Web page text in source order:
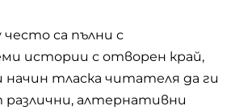
са пълни с
истории с отворен край,
начин тласка читателя да ги
различни, алтернативни